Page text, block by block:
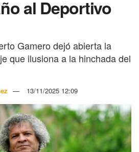
al Deportivo
Gamero dejó abierta la
que ilusiona a la hinchada del
13/11/2025 12:09